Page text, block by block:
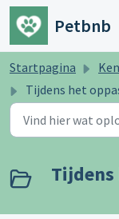
Doorgaan naar
Petbnb
Startpagina
Tijdens het
Tijdens